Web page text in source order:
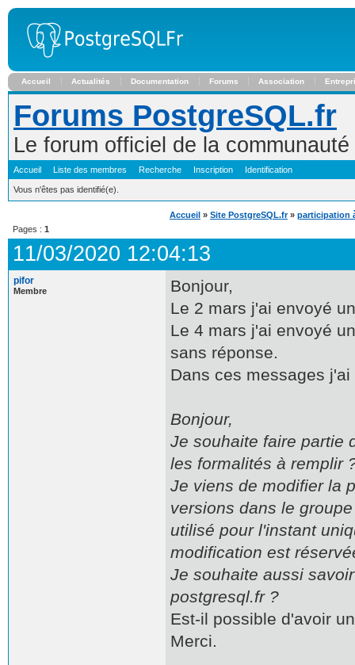
Accueil Actualités Documentation Forums Association
Forums PostgreSQL.fr
Le forum officiel de la
Accueil Liste des membres Recherche Inscription Identification
Vous n'êtes pas identifié(e).
Accueil » Site PostgreSQL.fr » participation
Pages : 1
11/03/2020 12:04:13
pifor
Membre
Bonjour,
Le 2 mars j'ai envoyé
Le 4 mars j'ai envoyé
sans réponse.
Dans ces messages j'ai
Bonjour,
Je souhaite faire partie
les formalités à remplir
Je viens de modifier la
versions dans le
utilisé pour l'instant
modification est
Je souhaite aussi
postgresql.fr ?
Est-il possible d'avoir
Merci.